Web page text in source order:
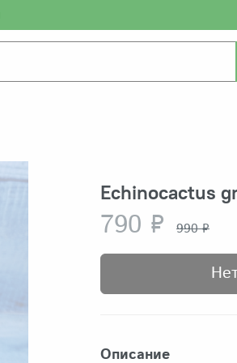
Echinocactus
790 ₽ 990 ₽
Описание